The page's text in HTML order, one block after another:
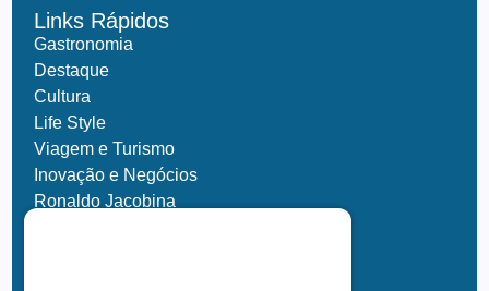
Links Rápidos
Gastronomia
Destaque
Cultura
Life Style
Viagem e Turismo
Inovação e Negócios
Ronaldo Jacobina